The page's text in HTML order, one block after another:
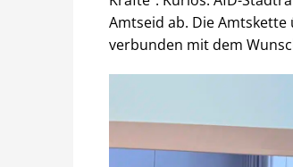
Amtseid ab. Die
verbunden mit dem